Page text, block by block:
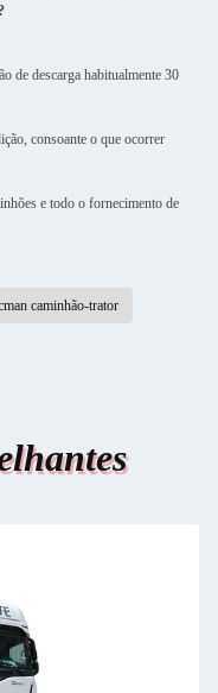
de descarga habitualmente 30
consoante o que ocorrer
e todo o fornecimento de
caminhão-trator